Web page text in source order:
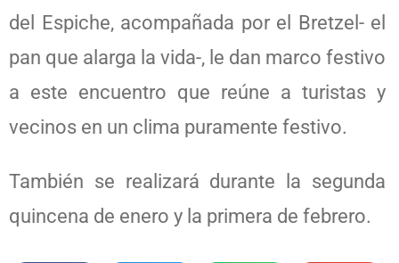
del Espiche, acompañada por el Bretzel- el
pan que alarga la vida-, le dan marco festivo
a este encuentro que reúne a turistas y
vecinos en un clima puramente festivo.
También se realizará durante la segunda
quincena de enero y la primera de febrero.